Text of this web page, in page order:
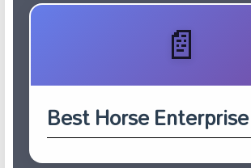
Best Horse Enterprise